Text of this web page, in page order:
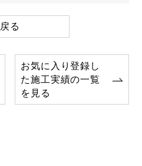
戻る
お気に入り登録し
た施工実績の一覧
を見る